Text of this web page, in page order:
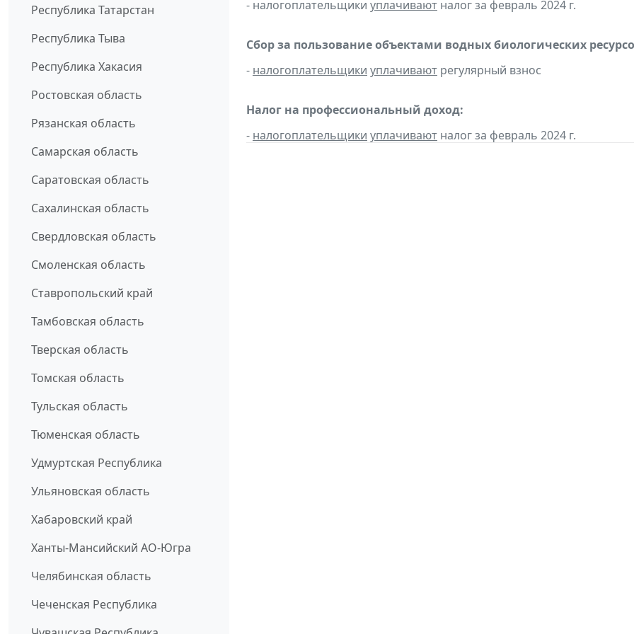
Республика Татарстан
Республика Тыва
Республика Хакасия
Ростовская область
Рязанская область
Самарская область
Саратовская область
Сахалинская область
Свердловская область
Смоленская область
Ставропольский край
Тамбовская область
Тверская область
Томская область
Тульская область
Тюменская область
Удмуртская Республика
Ульяновская область
Хабаровский край
Ханты-Мансийский АО-Югра
Челябинская область
Чеченская Республика
- налогоплательщики уплачивают налог за февраль 2024 г.
Сбор за пользование объектами водных биологических
- налогоплательщики уплачивают регулярный взнос
Налог на профессиональный доход:
- налогоплательщики уплачивают налог за февраль 2024 г.